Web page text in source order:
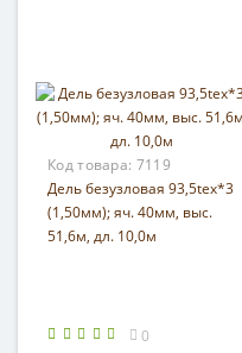
Код товара: 7119
Дель безузловая 93,5tex*3
(1,50мм); яч. 40мм, выс.
51,6м, дл. 10,0м
0